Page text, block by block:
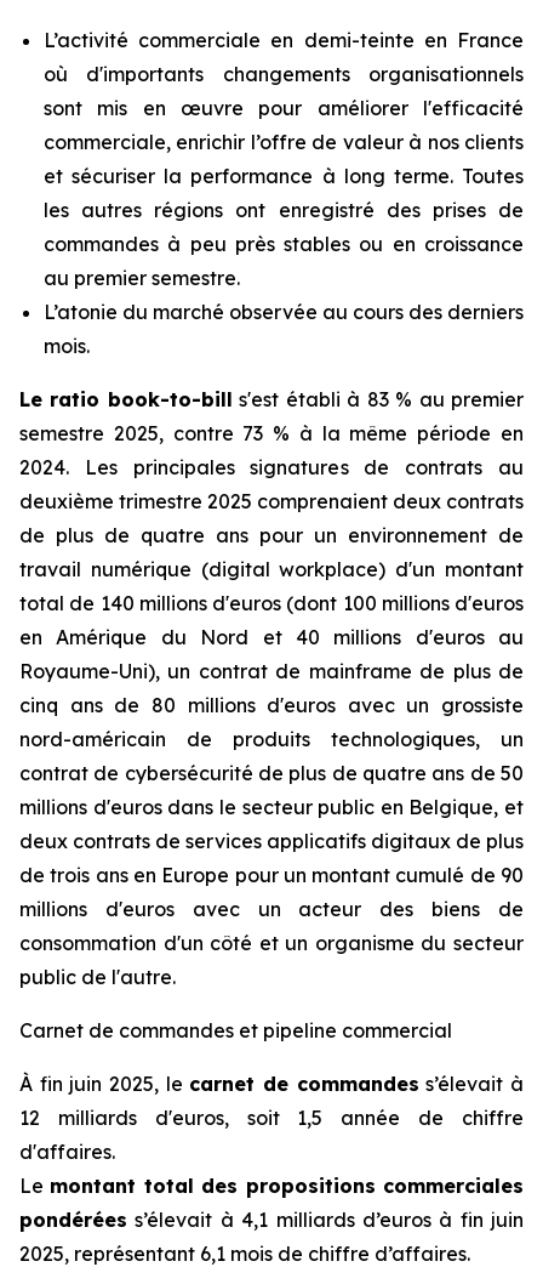
L’activité commerciale en demi-teinte en France
où d'importants changements organisationnels
sont mis en œuvre pour améliorer l'efficacité
commerciale, enrichir l’offre de valeur à nos clients
et sécuriser la performance à long terme. Toutes
les autres régions ont enregistré des prises de
commandes à peu près stables ou en croissance
au premier semestre.
L’atonie du marché observée au cours des derniers
mois.
Le ratio book-to-bill s'est établi à 83 % au premier
semestre 2025, contre 73 % à la même période en
2024. Les principales signatures de contrats au
deuxième trimestre 2025 comprenaient deux contrats
de plus de quatre ans pour un environnement de
travail numérique (digital workplace) d'un montant
total de 140 millions d'euros (dont 100 millions d'euros
en Amérique du Nord et 40 millions d'euros au
Royaume-Uni), un contrat de mainframe de plus de
cinq ans de 80 millions d'euros avec un grossiste
nord-américain de produits technologiques, un
contrat de cybersécurité de plus de quatre ans de 50
millions d'euros dans le secteur public en Belgique, et
deux contrats de services applicatifs digitaux de plus
de trois ans en Europe pour un montant cumulé de 90
millions d'euros avec un acteur des biens de
consommation d'un côté et un organisme du secteur
public de l'autre.
Carnet de commandes et pipeline commercial
À fin juin 2025, le carnet de commandes s’élevait à
12 milliards d'euros, soit 1,5 année de chiffre
d'affaires.
Le montant total des propositions commerciales
pondérées s’élevait à 4,1 milliards d’euros à fin juin
2025, représentant 6,1 mois de chiffre d’affaires.